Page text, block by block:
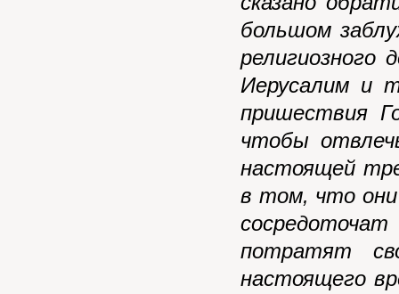
большом
религиозного
Иерусалим и
пришествия
чтобы
настоящей
в том, что они
потратят
настоящего